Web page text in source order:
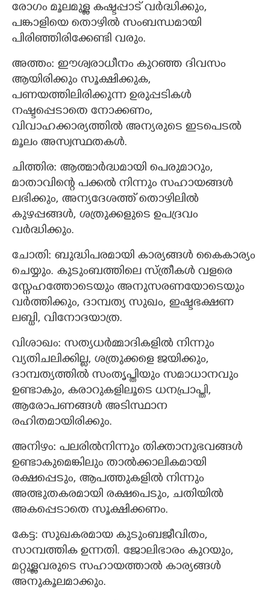
രോഗം മൂലമുള്ള കഷ്ടപ്പാട് വര്‍ദ്ധിക്കും,
പങ്കാളിയെ തൊഴില്‍ സംബന്ധമായി
പിരിഞ്ഞിരിക്കേണ്ടി വരും.
അത്തം: ഈശ്വരാധീനം കുറഞ്ഞ ദിവസം
ആയിരിക്കും സൂക്ഷിക്കുക,
പണയത്തിലിരിക്കുന്ന ഉരുപ്പടികള്‍
നഷ്ടപ്പെടാതെ നോക്കണം,
വിവാഹക്കാര്യത്തില്‍ അന്യരുടെ ഇടപെടല്‍
മൂലം അസ്വസ്ഥതകള്‍.
ചിത്തിര: ആത്മാര്‍ദ്ധമായി പെരുമാറും,
മാതാവിന്റെ പക്കല്‍ നിന്നും സഹായങ്ങള്‍
ലഭിക്കും, അന്യദേശത്ത് തൊഴിലില്‍
കുഴപ്പങ്ങള്‍, ശത്രുക്കളുടെ ഉപദ്രവം
വര്‍ദ്ധിക്കും.
ചോതി: ബുദ്ധിപരമായി കാര്യങ്ങള്‍ കൈകാര്യം
ചെയ്യും. കുടുംബത്തിലെ സ്ത്രീകള്‍ വളരെ
സ്നേഹത്തോടെയും അനുസരണയോടെയും
വര്‍ത്തിക്കും, ദാമ്പത്യ സുഖം, ഇഷ്ടഭക്ഷണ
ലബ്ധി, വിനോദയാത്ര.
വിശാഖം: സത്യധര്‍മ്മാദികളില്‍ നിന്നും
വ്യതിചലിക്കില്ല, ശത്രുക്കളെ ജയിക്കും,
ദാമ്പത്യത്തില്‍ സംതൃപ്തിയും സമാധാനവും
ഉണ്ടാകും, കരാറുകളിലൂടെ ധനപ്രാപ്തി,
ആരോപണങ്ങള്‍ അടിസ്ഥാന
രഹിതമായിരിക്കും.
അനിഴം: പലരില്‍നിന്നും തിക്താനുഭവങ്ങള്‍
ഉണ്ടാകുമെങ്കിലും താല്‍ക്കാലികമായി
രക്ഷപ്പെടും, ആപത്തുകളില്‍ നിന്നും
അത്ഭുതകരമായി രക്ഷപെടും, ചതിയില്‍
അകപ്പെടാതെ സൂക്ഷിക്കണം.
കേട്ട: സുഖകരമായ കുടുംബജീവിതം,
സാമ്പത്തിക ഉന്നതി. ജോലിഭാരം കുറയും,
മറ്റുള്ളവരുടെ സഹായത്താല്‍ കാര്യങ്ങള്‍
അനുകൂലമാക്കും.